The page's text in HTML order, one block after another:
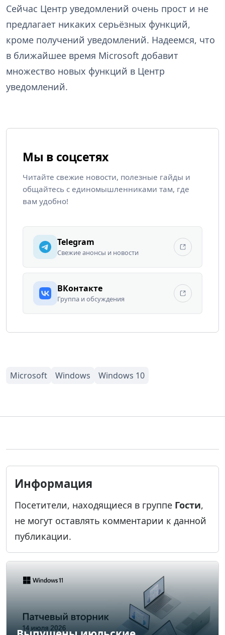
Сейчас Центр уведомлений очень прост и не
предлагает никаких серьёзных функций,
кроме получений уведомлений. Надеемся, что
в ближайшее время Microsoft добавит
множество новых функций в Центр
уведомлений.
Мы в соцсетях
Читайте свежие новости, полезные гайды и
общайтесь с единомышленниками там, где
вам удобно!
Telegram
Свежие анонсы и новости
ВКонтакте
Группа и обсуждения
Информация
Посетители, находящиеся в группе Гости,
не могут оставлять комментарии к данной
публикации.